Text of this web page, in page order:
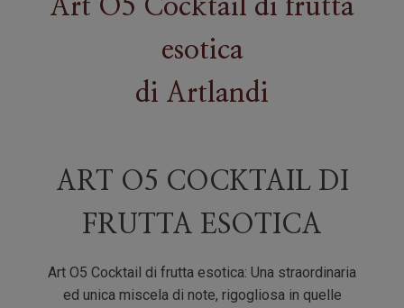
Art O5 Cocktail di frutta
esotica
di Artlandi
ART O5 COCKTAIL DI
FRUTTA ESOTICA
Art O5 Cocktail di frutta esotica: Una straordinaria
ed unica miscela di note, rigogliosa in quelle